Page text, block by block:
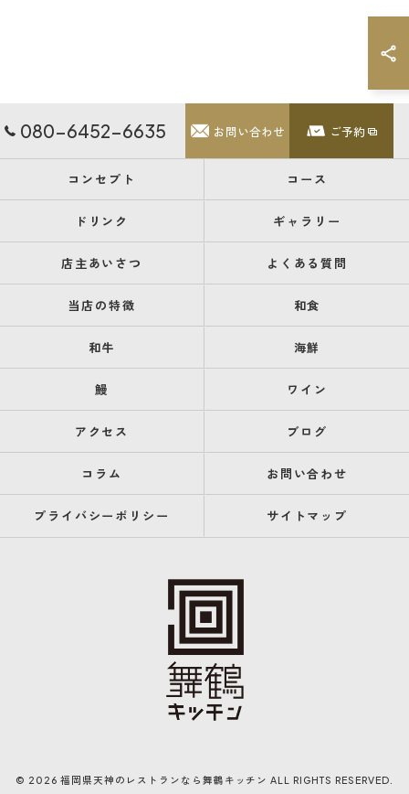
080-6452-6635 お問い合わせ ご予約
コンセプト コース
ドリンク ギャラリー
店主あいさつ よくある質問
当店の特徴 和食
和牛 海鮮
鰻 ワイン
アクセス ブログ
コラム お問い合わせ
プライバシーポリシー サイトマップ
© 2026 福岡県天神のレストランなら舞鶴キッチン ALL RIGHTS RESERVED.